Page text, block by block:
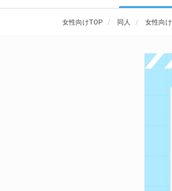
女性向けTOP 同人 女性向け